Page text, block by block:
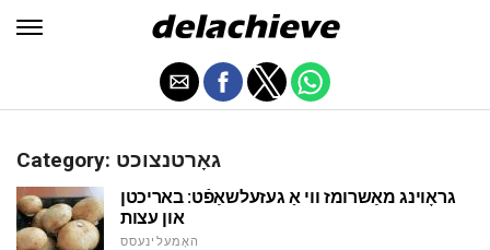
Category: גאָרטנצוכט
גראָוינג מאַשרומז ווי אַ געזעלשאַפֿט: באריכטן
און עצות
האָמעלינעסס